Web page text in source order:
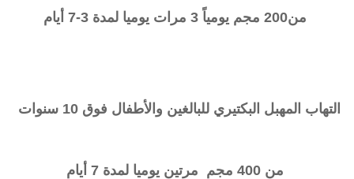
من200 مجم يومياً 3 مرات يوميا لمدة 3-7 أيام
التهاب المهبل البكتيري للبالغين والأطفال فوق 10 سنوات
من 400 مجم مرتين يوميا لمدة 7 أيام